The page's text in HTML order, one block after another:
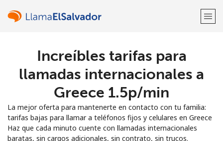
¡Bienvenido!
Regístrate con
Increíbles tarifas para
llamadas internacionales a
Greece ⁦1.5p⁩/min
La mejor oferta para mantenerte en contacto con tu familia:
tarifas bajas para llamar a teléfonos fijos y celulares en Greece
Haz que cada minuto cuente con llamadas internacionales
baratas, sin cargos adicionales, sin contrato, sin trucos.